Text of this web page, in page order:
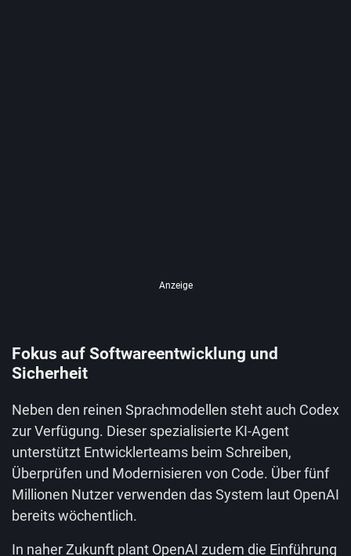
Anzeige
Fokus auf Softwareentwicklung und
Sicherheit
Neben den reinen Sprachmodellen steht auch Codex
zur Verfügung. Dieser spezialisierte KI-Agent
unterstützt Entwicklerteams beim Schreiben,
Überprüfen und Modernisieren von Code. Über fünf
Millionen Nutzer verwenden das System laut OpenAI
bereits wöchentlich.
In naher Zukunft plant OpenAI zudem die Einführung